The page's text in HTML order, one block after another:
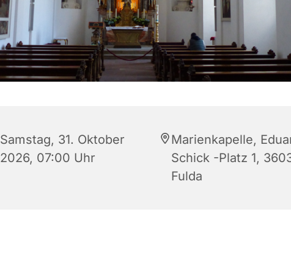
Samstag, 31. Oktober
2026, 07:00 Uhr
Marienkapelle,
Schick -Platz 1,
Fulda